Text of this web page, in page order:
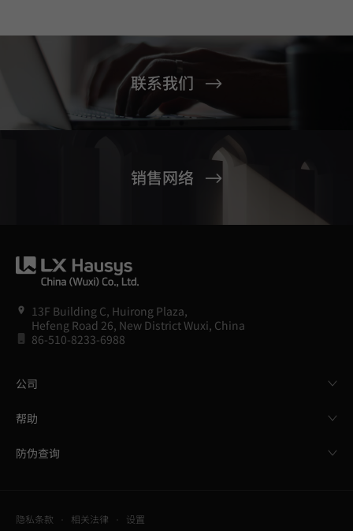
联系我们
销售网络
13F Building C, Huirong Plaza,
Hefeng Road 26, New District Wuxi, China
86-510-8233-6988
公司
帮助
防伪查询
隐私条款 相关法律 设置